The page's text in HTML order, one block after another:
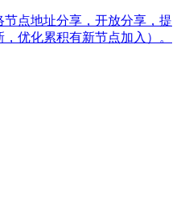
节点地址分享，开放分享，提
优化累积有新节点加入）。